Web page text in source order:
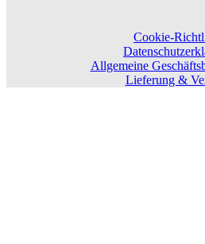
Cookie-
Allgemeine
Lieferung &